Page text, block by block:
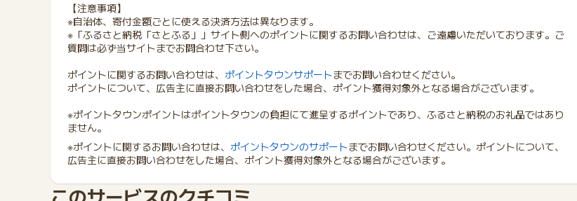
【注意事項】
※自治体、寄付金額ごとに使える決済方法は異なります。
※「ふるさと納税「さとふる」」サイト側へのポイントに関するお問い合わせは、ご遠慮いただいております。ご
質問は必ず当サイトまでお問合わせ下さい。
ポイントに関するお問い合わせは、 ポイントタウンサポートまでお問い合わせください。
ポイントについて、広告主に直接お問い合わせをした場合、ポイント獲得対象外となる場合がございます。
※ポイントタウンポイントはポイントタウンの負担にて進呈するポイントであり、ふるさと納税のお礼品ではあり
ません。
※ポイントに関するお問い合わせは、 ポイントタウンのサポートまでお問い合わせください。ポイントについて、
広告主に直接お問い合わせをした場合、ポイント獲得対象外となる場合がございます。
このサービスのクチコミ